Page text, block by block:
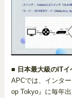
■ 日本最大級のIT
APCでは、インタ
op Tokyo』に毎年